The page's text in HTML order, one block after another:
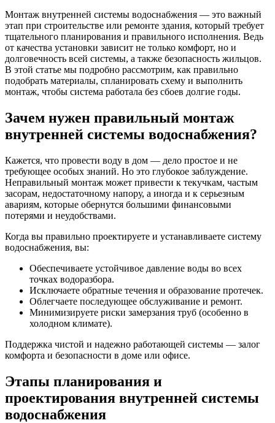
Монтаж внутренней системы водоснабжения — это важный
этап при строительстве или ремонте здания, который требует
тщательного планирования и правильного исполнения. Ведь
от качества установки зависит не только комфорт, но и
долговечность всей системы, а также безопасность жильцов.
В этой статье мы подробно рассмотрим, как правильно
подобрать материалы, спланировать схему и выполнить
монтаж, чтобы система работала без сбоев долгие годы.
Зачем нужен правильный монтаж
внутренней системы водоснабжения?
Кажется, что провести воду в дом — дело простое и не
требующее особых знаний. Но это глубокое заблуждение.
Неправильный монтаж может привести к текучкам, частым
засорам, недостаточному напору, а иногда и к серьезным
авариям, которые обернутся большими финансовыми
потерями и неудобствами.
Когда вы правильно проектируете и устанавливаете систему
водоснабжения, вы:
Обеспечиваете устойчивое давление воды во всех
точках водоразбора.
Исключаете обратные течения и образование протечек.
Облегчаете последующее обслуживание и ремонт.
Минимизируете риски замерзания труб (особенно в
холодном климате).
Поддержка чистой и надежно работающей системы — залог
комфорта и безопасности в доме или офисе.
Этапы планирования и
проектирования внутренней системы
водоснабжения